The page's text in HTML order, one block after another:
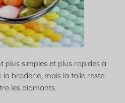
plus simples et plus rapides à
broderie, mais la toile reste
les diamants.